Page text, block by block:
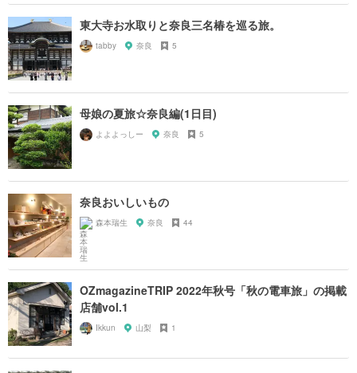
東大寺お水取りと奈良三名椿を巡る旅。
tabby 奈良 5
母娘の夏旅☆奈良編(1日目)
よよよっしー 奈良 5
奈良おいしいもの
森本瑞生 奈良 44
OZmagazineTRIP 2022年秋号「秋の電車旅」の掲載
店舗vol.1
Ikkun 山梨 1